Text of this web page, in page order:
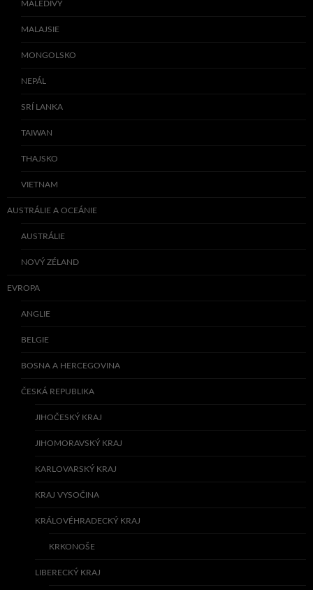
MALEDIVY
MALAJSIE
MONGOLSKO
NEPÁL
SRÍ LANKA
TAIWAN
THAJSKO
VIETNAM
AUSTRÁLIE A OCEÁNIE
AUSTRÁLIE
NOVÝ ZÉLAND
EVROPA
ANGLIE
BELGIE
BOSNA A HERCEGOVINA
ČESKÁ REPUBLIKA
JIHOČESKÝ KRAJ
JIHOMORAVSKÝ KRAJ
KARLOVARSKÝ KRAJ
KRAJ VYSOČINA
KRÁLOVÉHRADECKÝ KRAJ
KRKONOŠE
LIBERECKÝ KRAJ